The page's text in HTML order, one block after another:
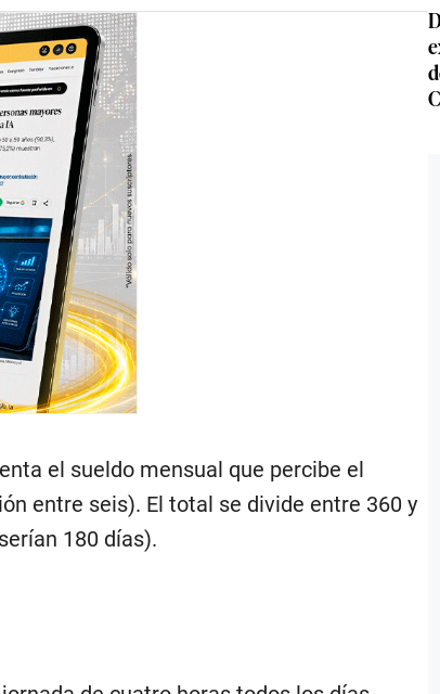
el sueldo mensual que percibe el
entre seis). El total se divide entre 360 y
180 días).